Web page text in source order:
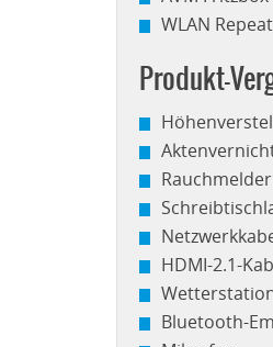
WLAN
Produkt-
Rauchmelder
HDMI-2.1-
Bluetooth-